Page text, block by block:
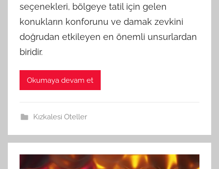
seçenekleri, bölgeye tatil için gelen
konukların konforunu ve damak zevkini
doğrudan etkileyen en önemli unsurlardan
biridir.
Okumaya devam et
Kızkalesi Oteller